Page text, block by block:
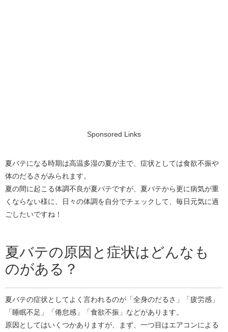
Sponsored Links
夏バテになる時期は高温多湿の夏が主で、症状としては食欲不振や
体のだるさがみられます。
夏の間に起こる体調不良が夏バテですが、夏バテから更に病気が重
くならない様に、日々の体調を自分でチェックして、毎日元気に過
ごしたいですね！
夏バテの原因と症状はどんなも
のがある？
夏バテの症状としてよく言われるのが「全身のだるさ」「疲労感」
「睡眠不足」「倦怠感」「食欲不振」などがあります。
原因としてはいくつかありますが、まず、一つ目はエアコンによる